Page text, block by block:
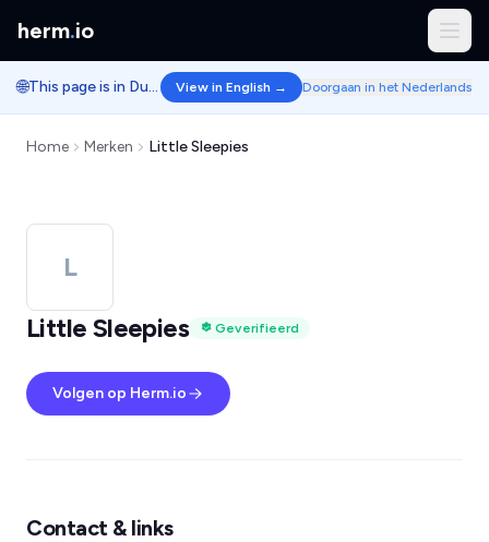
herm.io
🌐 This page is in Dutch. View in English → Doorgaan in het Nederlands
Home Merken Little Sleepies
L
Little Sleepies
Geverifieerd
Volgen op Herm.io
Contact & links